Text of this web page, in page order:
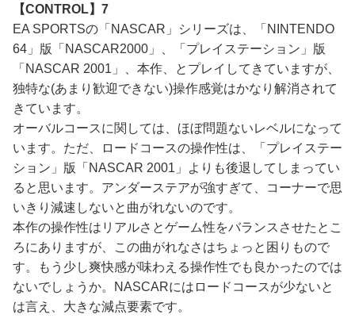
【CONTROL】7
EA SPORTSの「NASCAR」シリーズは、「NINTENDO
64」版「NASCAR2000」、「プレイステーション」版
「NASCAR 2001」、本作、とプレイしてきていますが、
独特な(あまり歓迎できない)操作感覚はかなり解消されて
きています。
オーバルコースに関しては、ほぼ問題ないレベルになって
います。ただ、ロードコースの操作性は、「プレイステー
ション」版「NASCAR 2001」よりも後退してしまってい
ると思います。アンダーステアが強すぎて、コーナーで思
いきり減速しないと曲がれないのです。
本作の操作性はリアルさとゲーム性をバランスさせたとこ
ろにありますが、この曲がれなさはちょっと困りもので
す。もう少し爽快感が味わえる操作性でも良かったのでは
ないでしょうか。NASCARにはロードコースが少ないと
は言え、大きな減点要素です。